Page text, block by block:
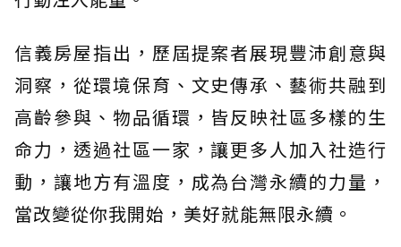
信義房屋指出，歷屆提案者展現豐沛創意與
洞察，從環境保育、文史傳承、藝術共融到
高齡參與、物品循環，皆反映社區多樣的生
命力，透過社區一家，讓更多人加入社造行
動，讓地方有溫度，成為台灣永續的力量，
當改變從你我開始，美好就能無限永續。